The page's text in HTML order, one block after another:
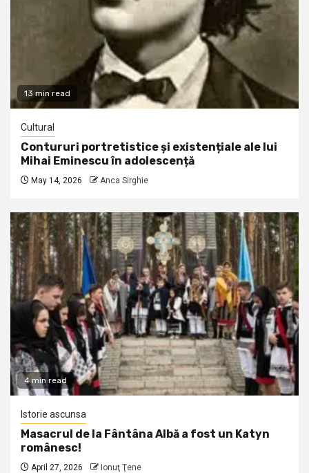
13 min read
Cultural
Contururi portretistice și existențiale ale lui
Mihai Eminescu în adolescență
May 14, 2026 Anca Sirghie
4 min read
Istorie ascunsa
Masacrul de la Fântâna Albă a fost un Katyn
românesc!
April 27, 2026 Ionuţ Ţene